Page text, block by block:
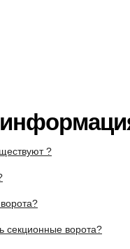
?
секционные ворота?